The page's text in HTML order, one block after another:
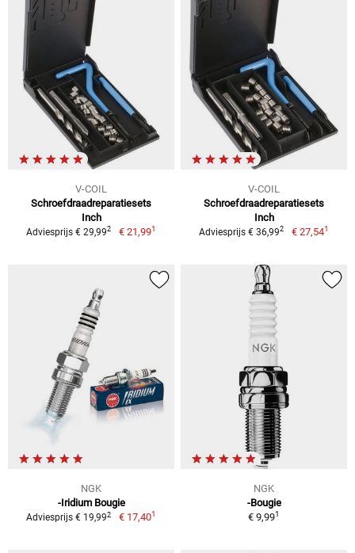
V-COIL
Schroefdraadreparatiesets
Inch
Adviesprijs € 29,992 € 21,991
V-COIL
Schroefdraadreparatiesets
Inch
Adviesprijs € 36,992 € 27,541
NGK
-Iridium Bougie
Adviesprijs € 19,992 € 17,401
NGK
-Bougie
€ 9,991